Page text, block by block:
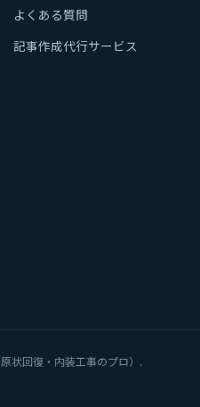
よくある質問
記事作成代行サービス
状回復・内装工事のプロ）.